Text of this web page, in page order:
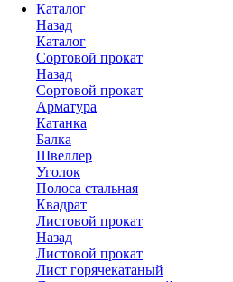
Каталог
Назад
Каталог
Сортовой прокат
Назад
Сортовой прокат
Арматура
Катанка
Балка
Швеллер
Уголок
Полоса стальная
Квадрат
Листовой прокат
Назад
Листовой прокат
Лист горячекатаный